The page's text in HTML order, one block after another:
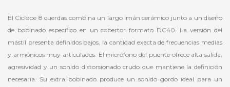
El Cíclope 8 cuerdas combina un largo imán cerámico junto a un diseño
de bobinado específico en un cobertor formato DC40. La versión del
mástil presenta definidos bajos, la cantidad exacta de frecuencias medias
y armónicos muy articulados. El micrófono del puente ofrece alta salida,
agresividad y un sonido distorsionado crudo que mantiene la definición
necesaria. Su extra bobinado produce un sonido gordo ideal para un